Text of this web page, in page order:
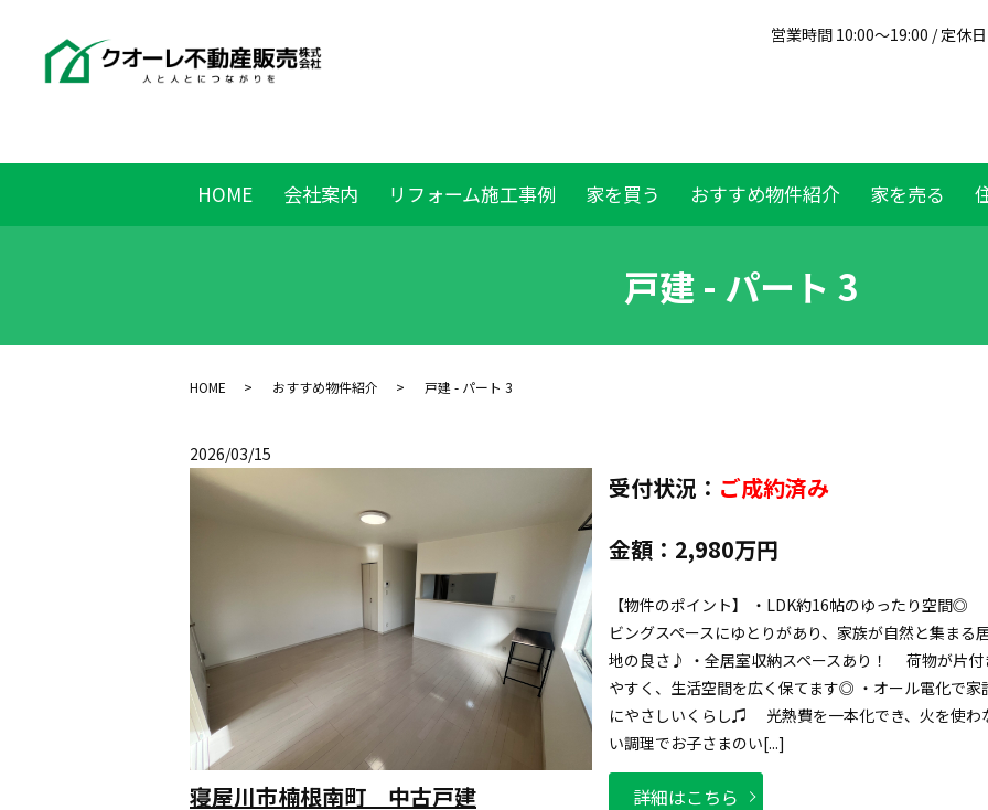
営業時間 10:00～19:00 / 定休日
HOME 会社案内 リフォーム施工事例 家を買う おすすめ物件紹介 家を売る
戸建 - パート 3
HOME おすすめ物件紹介 戸建 - パート 3
2026/03/15
寝屋川市楠根南町 中古戸建
受付状況： ご成約済み
金額： 2,980万円
【物件のポイント】 ・LDK約16帖のゆったり空間◎
ビングスペースにゆとりがあり、家族が自然と集まる
地の良さ♪ ・全居室収納スペースあり！ 荷物が片付
やすく、生活空間を広く保てます◎ ・オール電化で家
にやさしいくらし♫ 光熱費を一本化でき、火を使わ
い調理でお子さまのい[...]
詳細はこちら